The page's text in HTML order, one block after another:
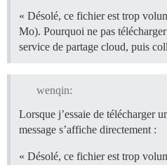
« Désolé, ce fichier est trop
Mo). Pourquoi ne pas
service de partage cloud, puis
wenqin:
Lorsque j’essaie de télécharger
message s’affiche directement :
« Désolé, ce fichier est trop